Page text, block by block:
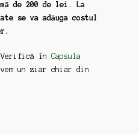
de 200 de lei. La
se va adăuga costul
Verifică în Capsula
un ziar chiar din